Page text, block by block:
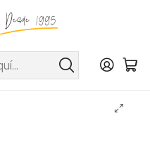
SELECCIONADOS
Tool 3 mt S/ART